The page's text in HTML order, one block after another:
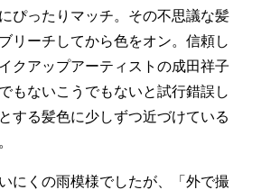
ぴったりマッチ。その不思議な髪
リーチしてから色をオン。信頼し
クアップアーティストの成田祥子
もないこうでもないと試行錯誤し
する髪色に少しずつ近づけている
にくの雨模様でしたが、「外で撮